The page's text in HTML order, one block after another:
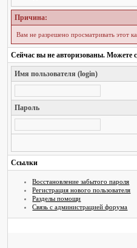
Причина:
Вам не разрешено просматривать этот
Сейчас вы не авторизованы. Можете
Имя пользователя (login)
Пароль
Ссылки
Восстановление забытого пароля
Регистрация нового пользователя
Разделы помощи
Связь с администрацией форума